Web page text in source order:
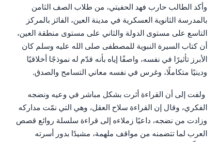
وأكد الطالب حارب فهد الحفيتي، من طلاب الصف الثامن
بالمدرسة الثانوية العسكرية في مدينة العين، الفائز بالمركز
التاسع على مستوى الدولة والثاني على مستوى منطقة العين،
أن كتاب السيرة النبوية للمصطفى صلى الله عليه وسلم كان
الأبرز تأثيرًا في نفسه، واصفًا إياه بأنه قدّم له نموذجًا أخلاقيًا
ودينيًا متكاملًا، وغرس في نفسه معاني التسامح والصدق.
ولفت إلى أن القراءة أثرت بشكل مباشر في وعيه ونضجه
الفكري، وقال إن القراءة سلاح العقل، وهي التي نمّت مداركه
وزادت من نضجه، داعيًا زملاءه إلى قراءة سلسلة روائع قصص
العرب لما تتضمنه من مواقف ملهمة، مشيدًا بدور أسرته